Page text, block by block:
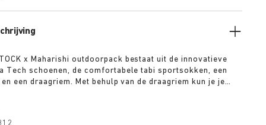
x Maharishi outdoorpack bestaat uit de innovatieve
Tech schoenen, de comfortabele tabi sportsokken, een
een draagriem. Met behulp van de draagriem kun je je
dit pakket ben je perfect uitgerust voor je volgende